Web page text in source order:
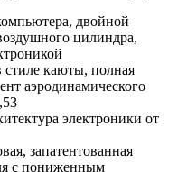
двойной
цилиндра,
каюты, полная
аэродинамического
электроники от
запатентованная
с пониженным